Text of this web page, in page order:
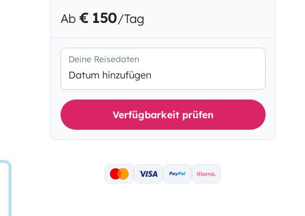
Ab € 150/Tag
Deine Reisedaten
Datum hinzufügen
Verfügbarkeit prüfen